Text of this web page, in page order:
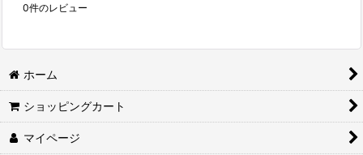
0件のレビュー
ホーム
ショッピングカート
マイページ